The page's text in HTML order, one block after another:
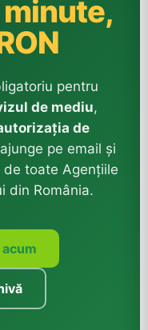
pentru
de mediu,
de
pe email și
toate Agențiile
din România.